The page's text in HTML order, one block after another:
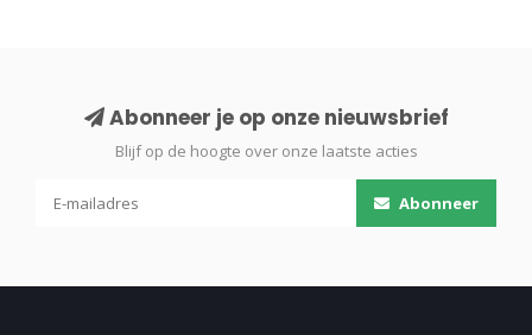
Abonneer je op onze nieuwsbrief
Blijf op de hoogte over onze laatste acties
Abonneer